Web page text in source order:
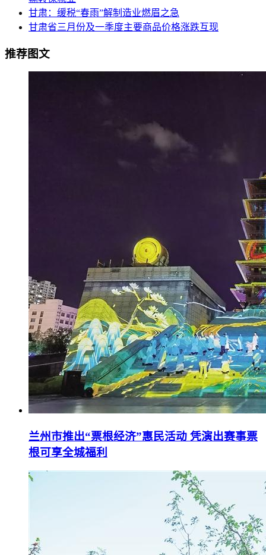
甘肃：缓税“春雨”解制造业燃眉之急
甘肃省三月份及一季度主要商品价格涨跌互现
推荐图文
兰州市推出“票根经济”惠民活动 凭演出赛事票
根可享全城福利